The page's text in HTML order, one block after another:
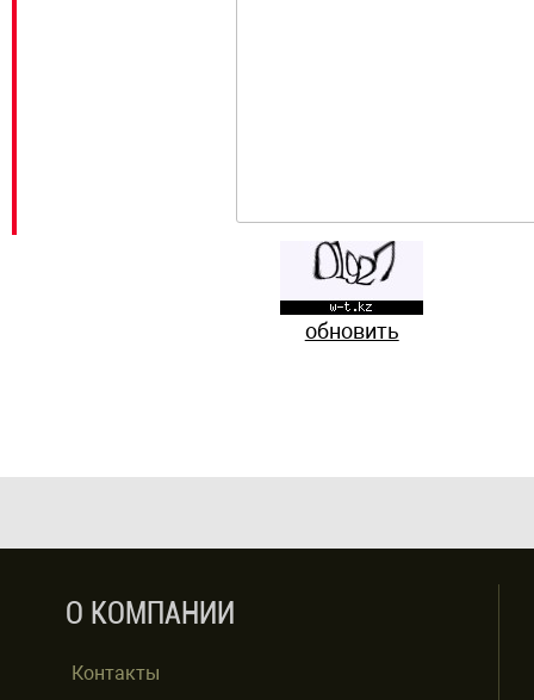
обновить
О КОМПАНИИ
Контакты